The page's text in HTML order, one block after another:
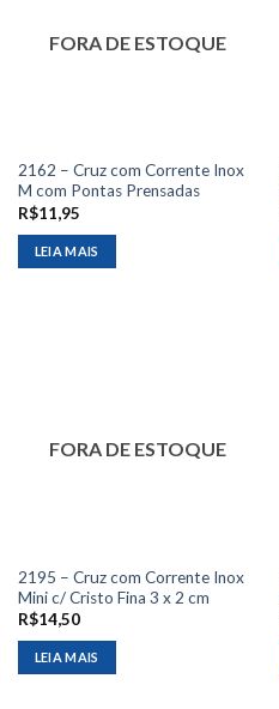
FORA DE ESTOQUE
2162 – Cruz com Corrente Inox
M com Pontas Prensadas
R$11,95
LEIA MAIS
FORA DE ESTOQUE
2195 – Cruz com Corrente Inox
Mini c/ Cristo Fina 3 x 2 cm
R$14,50
LEIA MAIS